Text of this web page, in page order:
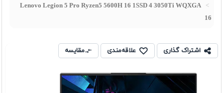
Lenovo Legion 5 Pro Ryzen5 5600H 16 1SSD 4 3050Ti WQXGA
16
اشتراک گذاری علاقه‌مندی مقایسه